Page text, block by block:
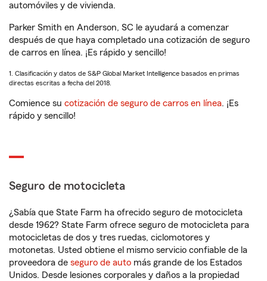
automóviles y de vivienda.
Parker Smith en Anderson, SC le ayudará a comenzar
después de que haya completado una cotización de seguro
de carros en línea. ¡Es rápido y sencillo!
1. Clasificación y datos de S&P Global Market Intelligence basados en primas
directas escritas a fecha del 2018.
Comience su cotización de seguro de carros en línea. ¡Es
rápido y sencillo!
Seguro de motocicleta
¿Sabía que State Farm ha ofrecido seguro de motocicleta
desde 1962? State Farm ofrece seguro de motocicleta para
motocicletas de dos y tres ruedas, ciclomotores y
motonetas. Usted obtiene el mismo servicio confiable de la
proveedora de seguro de auto más grande de los Estados
Unidos. Desde lesiones corporales y daños a la propiedad